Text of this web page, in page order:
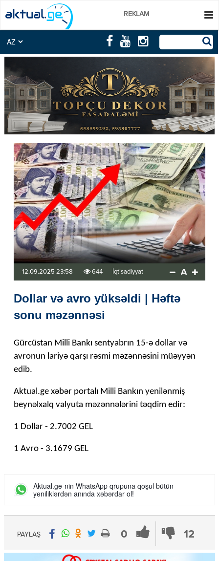
REKLAM
12.09.2025 23:58 644 İqtisadiyyat A
Dollar və avro yüksəldi | Həftə
sonu məzənnəsi
Gürcüstan Milli Bankı sentyabrın 15-ə dollar və
avronun lariyə qarşı rəsmi məzənnəsini müəyyən
edib.
Aktual.ge xəbər portalı Milli Bankın yenilənmiş
beynəlxalq valyuta məzənnələrini təqdim edir:
1 Dollar - 2.7002 GEL
1 Avro - 3.1679 GEL
Aktual.ge-nin WhatsApp qrupuna qoşul bütün
yeniliklərdən anında xəbərdar ol!
0 12
PAYLAŞ